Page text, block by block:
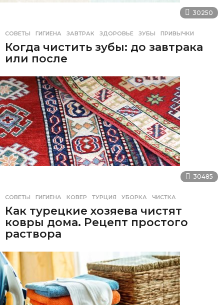
30250
СОВЕТЫ ГИГИЕНА ,ЗАВТРАК ,ЗДОРОВЬЕ ,ЗУБЫ ,ПРИВЫЧКИ
Когда чистить зубы: до завтрака
или после
30485
СОВЕТЫ ГИГИЕНА ,КОВЕР ,ТУРЦИЯ ,УБОРКА ,ЧИСТКА
Как турецкие хозяева чистят
ковры дома. Рецепт простого
раствора